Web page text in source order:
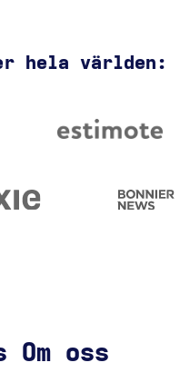
hela världen:
oss